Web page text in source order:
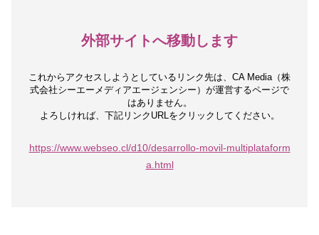
外部サイトへ移動します
これからアクセスしようとしているリンク先は、 CA Media（株
式会社シーエーメディアエージェンシー）が運営するページで
はありません。
よろしければ、下記リンクURLをクリックしてください。
https://www.webseo.cl/d10/desarrollo-movil-multiplataform
a.html